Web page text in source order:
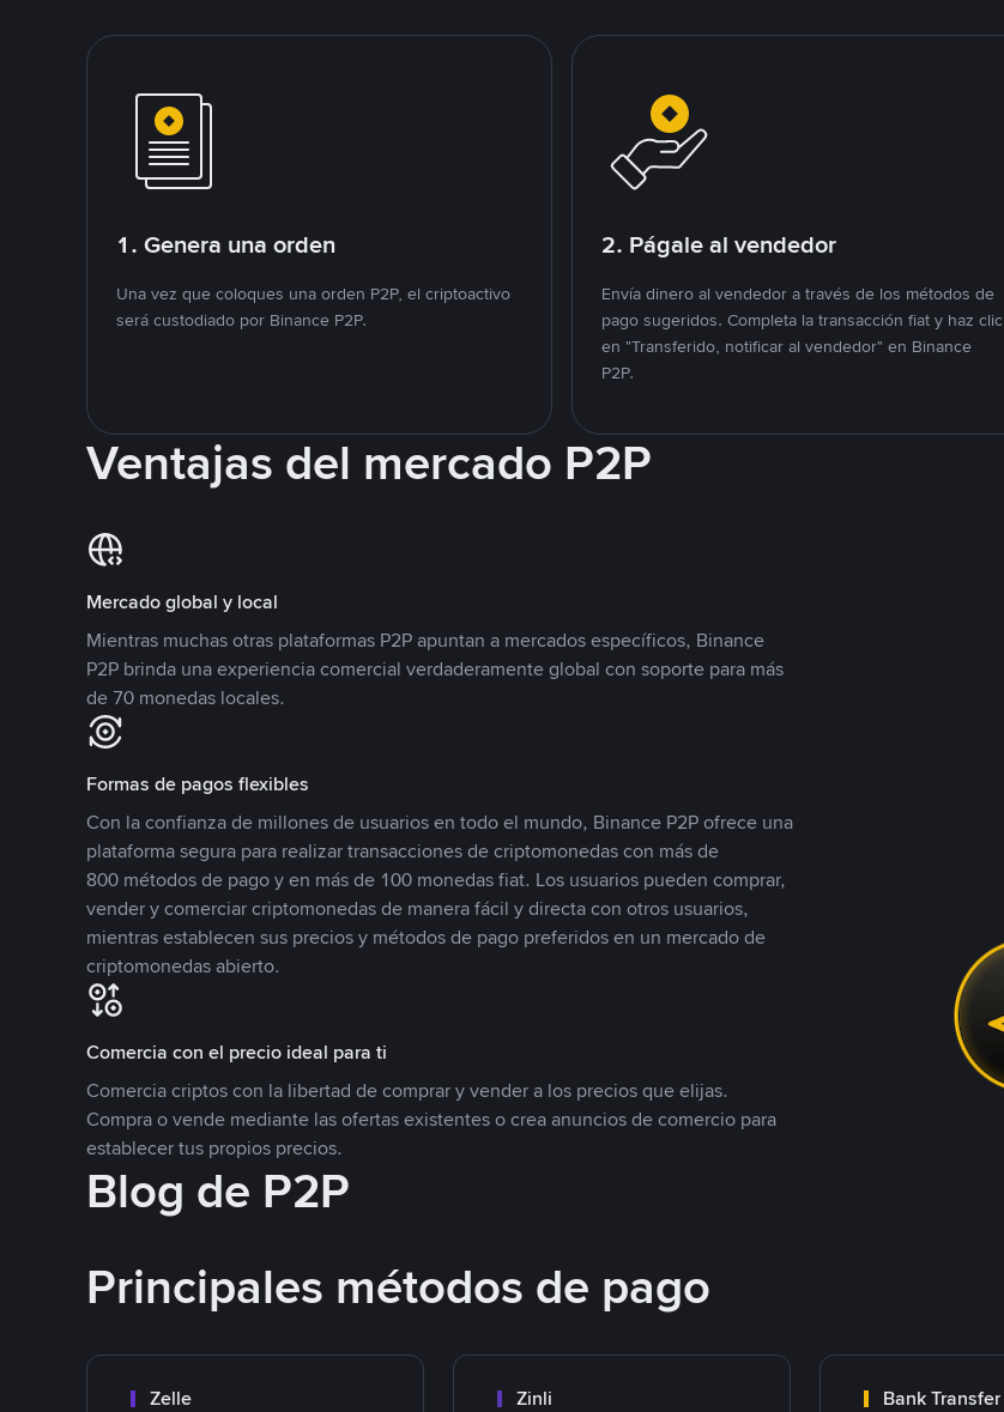
1. Genera una orden
Una vez que coloques una orden P2P, el criptoactivo
será custodiado por Binance P2P.
2. Págale al vendedor
Envía dinero al vendedor a través de los métodos de
pago sugeridos. Completa la transacción fiat y haz clic
en "Transferido, notificar al vendedor" en Binance
P2P.
Ventajas del mercado P2P
Mercado global y local
Mientras muchas otras plataformas P2P apuntan a mercados específicos, Binance
P2P brinda una experiencia comercial verdaderamente global con soporte para más
de 70 monedas locales.
Formas de pagos flexibles
Con la confianza de millones de usuarios en todo el mundo, Binance P2P ofrece una
plataforma segura para realizar transacciones de criptomonedas con más de
800 métodos de pago y en más de 100 monedas fiat. Los usuarios pueden comprar,
vender y comerciar criptomonedas de manera fácil y directa con otros usuarios,
mientras establecen sus precios y métodos de pago preferidos en un mercado de
criptomonedas abierto.
Comercia con el precio ideal para ti
Comercia criptos con la libertad de comprar y vender a los precios que elijas.
Compra o vende mediante las ofertas existentes o crea anuncios de comercio para
establecer tus propios precios.
Blog de P2P
Principales métodos de pago
Zelle Zinli Bank Transfer